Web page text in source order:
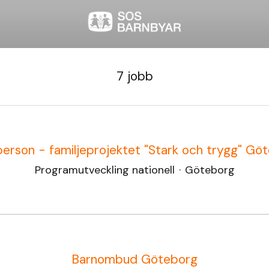
7 jobb
- familjeprojektet "Stark och trygg"
Programutveckling nationell · Göteborg
Barnombud Göteborg